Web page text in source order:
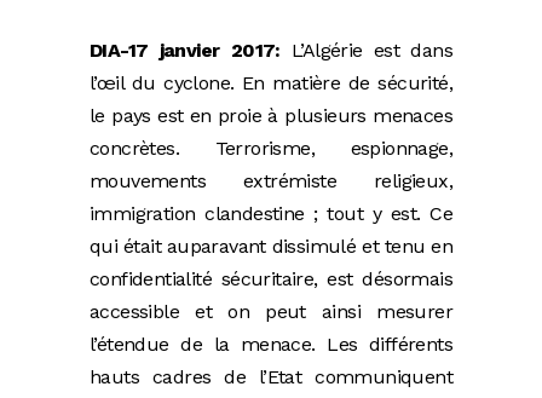
DIA-17 janvier 2017: L’Algérie est dans
l’œil du cyclone. En matière de sécurité,
le pays est en proie à plusieurs menaces
concrètes. Terrorisme, espionnage,
mouvements extrémiste religieux,
immigration clandestine ; tout y est. Ce
qui était auparavant dissimulé et tenu en
confidentialité sécuritaire, est désormais
accessible et on peut ainsi mesurer
l’étendue de la menace. Les différents
hauts cadres de l’Etat communiquent